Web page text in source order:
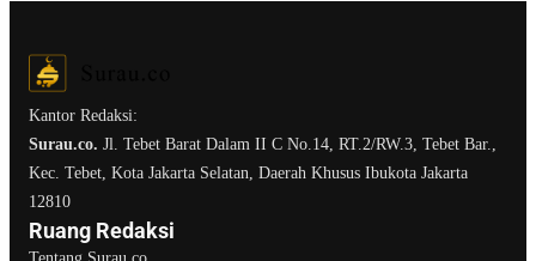
Kantor Redaksi:
Surau.co. Jl. Tebet Barat Dalam II C No.14, RT.2/RW.3, Tebet Bar.,
Kec. Tebet, Kota Jakarta Selatan, Daerah Khusus Ibukota Jakarta
12810
Ruang Redaksi